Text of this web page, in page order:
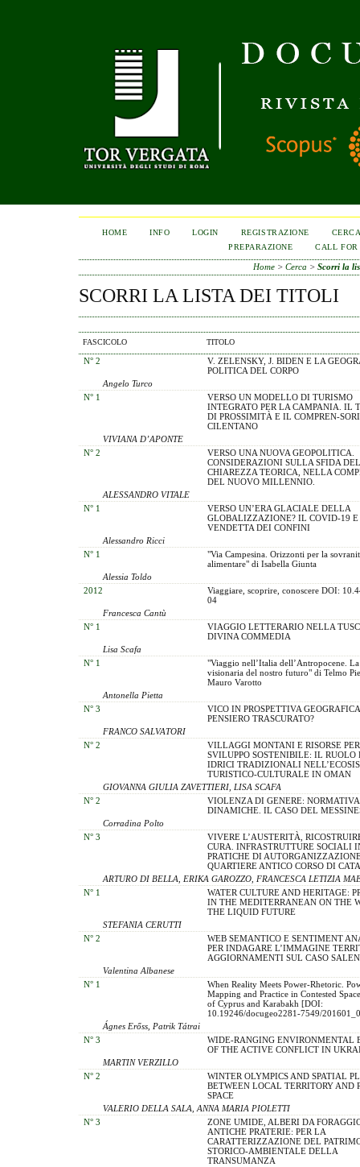
HOME INFO LOGIN REGISTRAZIONE
PREPARAZIONE
CALL FOR
Home >Cerca >Scorri la
SCORRI LA LISTA DEI TITOLI
FASCICOLO TITOLO
N° 2
V. ZELENSKY, J. BIDEN E LA
POLITICA DEL CORPO
Angelo Turco
N° 1
VERSO UN MODELLO DI TURISMO
INTEGRATO PER LA CAMPANIA. IL
DI PROSSIMITÀ E IL COMPREN-
CILENTANO
VIVIANA D’APONTE
N° 2
VERSO UNA NUOVA GEOPOLITICA.
CONSIDERAZIONI SULLA SFIDA
CHIAREZZA TEORICA, NELLA
DEL NUOVO MILLENNIO.
ALESSANDRO VITALE
N° 1
VERSO UN’ERA GLACIALE DELLA
GLOBALIZZAZIONE? IL COVID-19 E
VENDETTA DEI CONFINI
Alessandro Ricci
N° 1
"Via Campesina. Orizzonti per la
alimentare" di Isabella Giunta
Alessia Toldo
2012
Viaggiare, scoprire, conoscere DOI:
04
Francesca Cantù
N° 1
VIAGGIO LETTERARIO NELLA
DIVINA COMMEDIA
Lisa Scafa
N° 1
"Viaggio nell’Italia dell’Antropocene.
visionaria del nostro futuro" di Telmo
Mauro Varotto
Antonella Pietta
N° 3
VICO IN PROSPETTIVA
PENSIERO TRASCURATO?
FRANCO SALVATORI
N° 2
VILLAGGI MONTANI E RISORSE
SVILUPPO SOSTENIBILE: IL RUOLO
IDRICI TRADIZIONALI
TURISTICO-CULTURALE IN OMAN
GIOVANNA GIULIA ZAVETTIERI, LISA SCAFA
N° 2
VIOLENZA DI GENERE: NORMATIVA
DINAMICHE. IL CASO DEL
Corradina Polto
N° 3
VIVERE L’AUSTERITÀ,
CURA. INFRASTRUTTURE SOCIALI
PRATICHE DI
QUARTIERE ANTICO CORSO DI
ARTURO DI BELLA, ERIKA GAROZZO, FRANCESCA LETIZIA
N° 1
WATER CULTURE AND HERITAGE:
IN THE MEDITERRANEAN ON THE
THE LIQUID FUTURE
STEFANIA CERUTTI
N° 2
WEB SEMANTICO E SENTIMENT
PER INDAGARE L’IMMAGINE
AGGIORNAMENTI SUL CASO
Valentina Albanese
N° 1
When Reality Meets Power-Rhetoric.
Mapping and Practice in Contested
of Cyprus and Karabakh [DOI:
10.19246/docugeo2281-7549/
Ágnes Erőss, Patrik Tátrai
N° 3
WIDE-RANGING ENVIRONMENTAL
OF THE ACTIVE CONFLICT IN
MARTIN VERZILLO
N° 2
WINTER OLYMPICS AND SPATIAL
BETWEEN LOCAL TERRITORY AND
SPACE
VALERIO DELLA SALA, ANNA MARIA PIOLETTI
N° 3
ZONE UMIDE, ALBERI DA
ANTICHE PRATERIE: PER LA
CARATTERIZZAZIONE DEL
STORICO-AMBIENTALE DELLA
TRANSUMANZA